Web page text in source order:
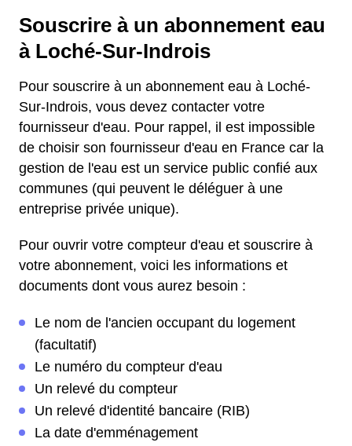
Souscrire à un abonnement eau
à Loché-Sur-Indrois
Pour souscrire à un abonnement eau à Loché-
Sur-Indrois, vous devez contacter votre
fournisseur d'eau. Pour rappel, il est impossible
de choisir son fournisseur d'eau en France car la
gestion de l'eau est un service public confié aux
communes (qui peuvent le déléguer à une
entreprise privée unique).
Pour ouvrir votre compteur d'eau et souscrire à
votre abonnement, voici les informations et
documents dont vous aurez besoin :
Le nom de l'ancien occupant du logement
(facultatif)
Le numéro du compteur d'eau
Un relevé du compteur
Un relevé d'identité bancaire (RIB)
La date d'emménagement